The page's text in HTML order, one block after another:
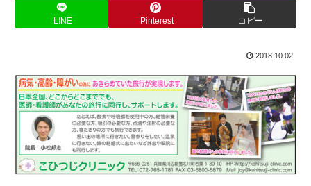
LINE Pinterest コピー
2018.10.02